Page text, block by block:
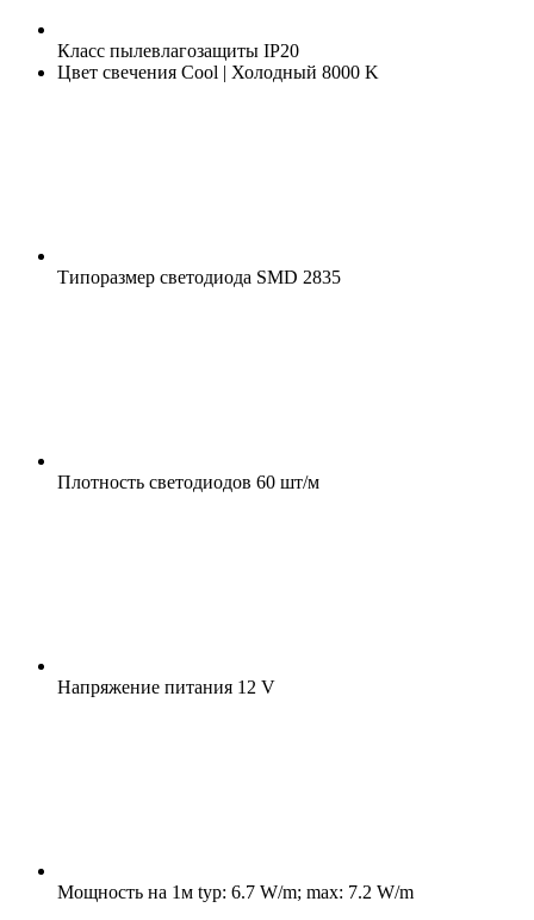
Класс пылевлагозащиты IP20
Цвет свечения Cool | Холодный 8000 K
Типоразмер светодиода SMD 2835
Плотность светодиодов 60 шт/м
Напряжение питания 12 V
Мощность на 1м typ: 6.7 W/m; max: 7.2 W/m